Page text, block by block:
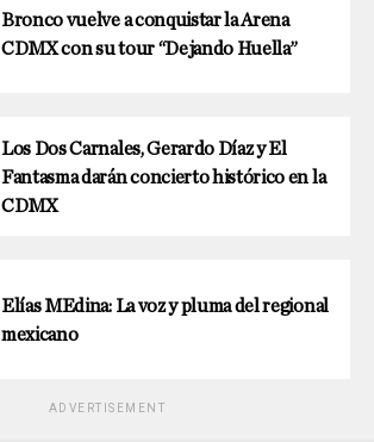
Bronco vuelve a conquistar la Arena
CDMX con su tour “Dejando Huella”
Los Dos Carnales, Gerardo Díaz y El
Fantasma darán concierto histórico en la
CDMX
Elías MEdina: La voz y pluma del regional
mexicano
ADVERTISEMENT